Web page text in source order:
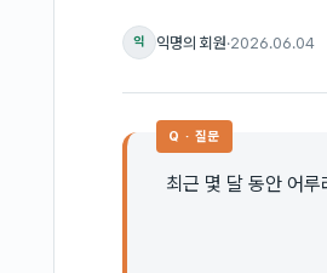
익 익명의 회원·2026.06.04
Q · 질문
최근 몇 달 동안 어